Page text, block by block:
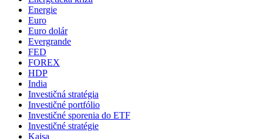
Energie
Euro
Euro dolár
Evergrande
FED
FOREX
HDP
India
Investičná stratégia
Investičné portfólio
Investičné sporenia do ETF
Investičné stratégie
Kaisa